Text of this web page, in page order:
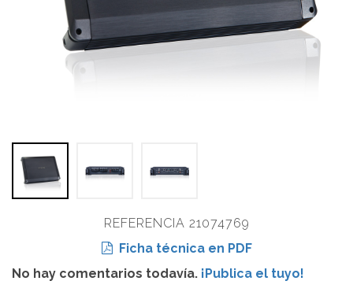
REFERENCIA 21074769
Ficha técnica en PDF
No hay comentarios todavía. ¡Publica el tuyo!